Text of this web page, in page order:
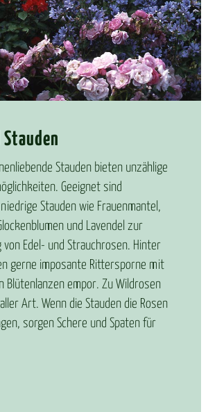
Stau­den
Stauden bieten unzählige
Geeignet sind
Stauden wie Frauenmantel,
und Lavendel zur
von Edel- und Strauchrosen. Hinter
gerne imposante Rittersporne mit
Blütenlanzen empor. Zu Wildrosen
Art. Wenn die Stauden die Rosen
sorgen Schere und Spaten für